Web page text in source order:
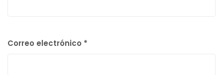
Correo electrónico *